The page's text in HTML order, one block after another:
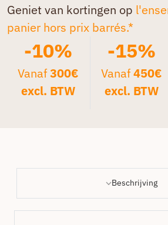
Geniet van kortingen op
panier hors prix barrés.*
-10%
Vanaf300€
excl. BTW
-15%
Vanaf450€
excl. BTW
Beschrijving